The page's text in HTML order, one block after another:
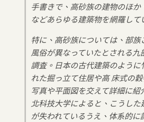
手書きで、高砂族の建物のほか
などあらゆる建築物を網羅して
特に、高砂族については、部族
風俗が異なっていたとされる九
調査。日本の古代建築のように
れた掘っ立て住居や高 床式の
写真や平面図を交えて詳細に紹
北科技大学によると、こうした
が失われているうえ、体系的に